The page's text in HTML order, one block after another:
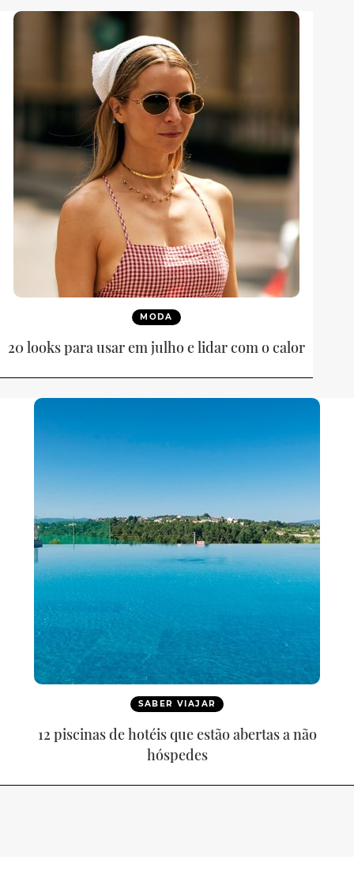
MODA
20 looks para usar em julho e lidar com o calor
SABER VIAJAR
12 piscinas de hotéis que estão abertas a não
hóspedes